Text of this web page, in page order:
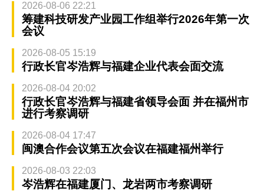
2026-08-06 22:21
筹建科技研发产业园工作组举行2026年第一次
会议
2026-08-05 15:19
行政长官岑浩辉与福建企业代表会面交流
2026-08-04 20:02
行政长官岑浩辉与福建省领导会面 并在福州市
进行考察调研
2026-08-04 17:47
闽澳合作会议第五次会议在福建福州举行
2026-08-03 22:03
岑浩辉在福建厦门、龙岩两市考察调研